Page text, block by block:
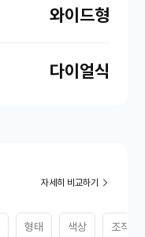
와이드형
다이얼식
자세히 비교하기
형태 색상 조작부